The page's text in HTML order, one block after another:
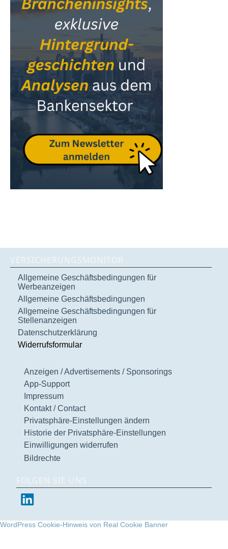
VERSICHERUNGSMONITOR
Allgemeine Geschäftsbedingungen für
Werbeanzeigen
Allgemeine Geschäftsbedingungen
Allgemeine Geschäftsbedingungen für
Stellenanzeigen
Datenschutzerklärung
Widerrufsformular
Anzeigen / Advertisements / Sponsorings
App-Support
Impressum
Kontakt / Contact
Privatsphäre-Einstellungen ändern
Historie der Privatsphäre-Einstellungen
Einwilligungen widerrufen
Bildrechte
FOLGEN SIE UNS
WordPress Cookie-Hinweis von Real Cookie Banner